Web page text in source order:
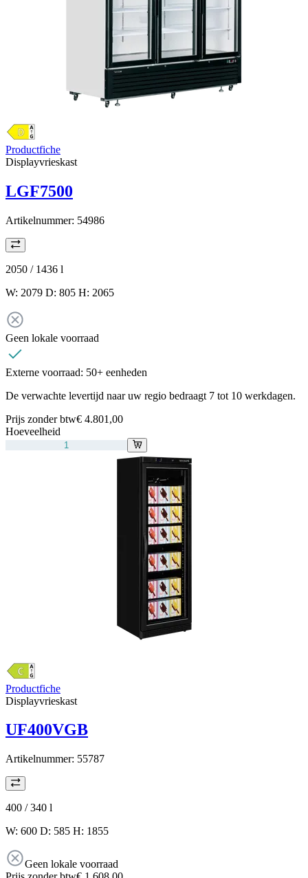
Productfiche
Displayvrieskast
LGF7500
Artikelnummer: 54986
2050 / 1436 l
W: 2079 D: 805 H: 2065
Geen lokale voorraad
Externe voorraad: 50+ eenheden
De verwachte levertijd naar uw regio bedraagt 7 tot 10 werkdagen.
Prijs zonder btw€ 4.801,00
Hoeveelheid
Productfiche
Displayvrieskast
UF400VGB
Artikelnummer: 55787
400 / 340 l
W: 600 D: 585 H: 1855
Geen lokale voorraad